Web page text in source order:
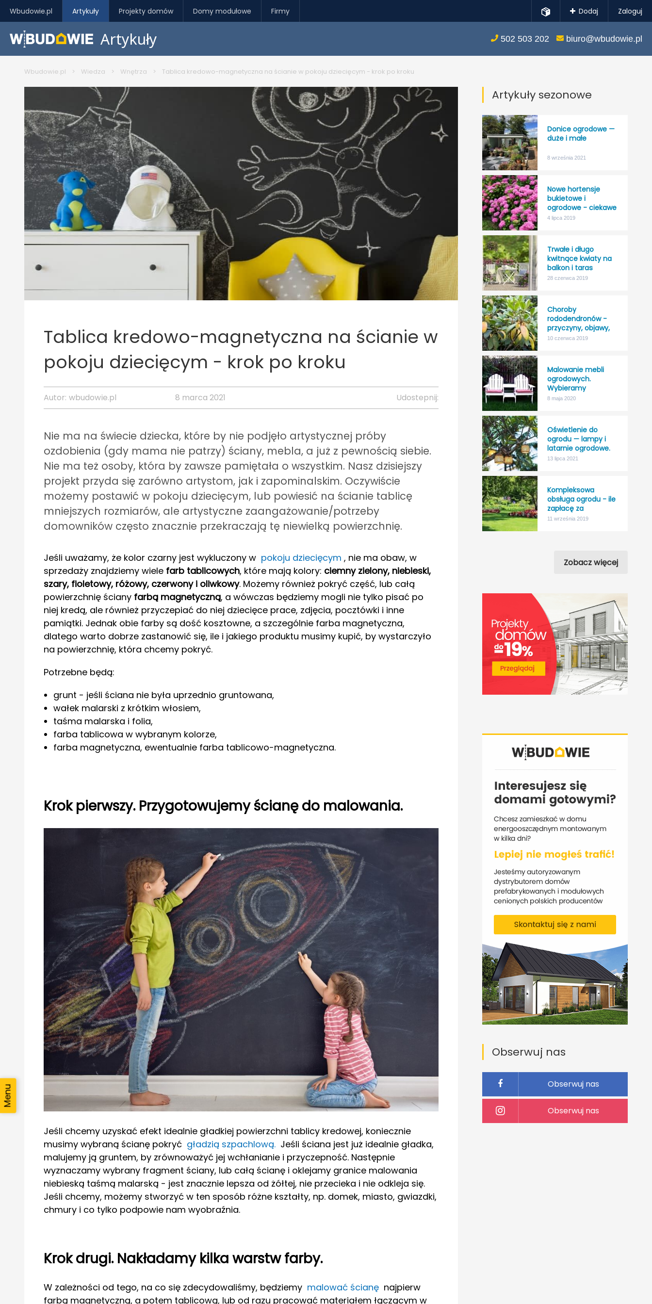
Wbudowie.pl Artykuły Projekty domów Domy modułowe Firmy Dodaj Zaloguj
Artykuły 502 503 202 biuro@wbudowie.pl
Wbudowie.pl > Wiedza > Wnętrza > Tablica kredowo-magnetyczna na ścianie w pokoju dziecięcym - krok po kroku
Tablica kredowo-magnetyczna na ścianie w
pokoju dziecięcym - krok po kroku
Autor: wbudowie.pl 8 marca 2021 Udostepnij:
Nie ma na świecie dziecka, które by nie podjęło artystycznej próby
ozdobienia (gdy mama nie patrzy) ściany, mebla, a już z pewnością siebie.
Nie ma też osoby, która by zawsze pamiętała o wszystkim. Nasz dzisiejszy
projekt przyda się zarówno artystom, jak i zapominalskim. Oczywiście
możemy postawić w pokoju dziecięcym, lub powiesić na ścianie tablicę
mniejszych rozmiarów, ale artystyczne zaangażowanie/potrzeby
domowników często znacznie przekraczają tę niewielką powierzchnię.
Jeśli uważamy, że kolor czarny jest wykluczony w pokoju dziecięcym , nie ma obaw, w
sprzedaży znajdziemy wiele farb tablicowych, które mają kolory: ciemny zielony, niebieski,
szary, fioletowy, różowy, czerwony i oliwkowy. Możemy również pokryć część, lub całą
powierzchnię ściany farbą magnetyczną, a wówczas będziemy mogli nie tylko pisać po
niej kredą, ale również przyczepiać do niej dziecięce prace, zdjęcia, pocztówki i inne
pamiątki. Jednak obie farby są dość kosztowne, a szczególnie farba magnetyczna,
dlatego warto dobrze zastanowić się, ile i jakiego produktu musimy kupić, by wystarczyło
na powierzchnię, która chcemy pokryć.
Potrzebne będą:
grunt - jeśli ściana nie była uprzednio gruntowana,
wałek malarski z krótkim włosiem,
taśma malarska i folia,
farba tablicowa w wybranym kolorze,
farba magnetyczna, ewentualnie farba tablicowo-magnetyczna.
Krok pierwszy. Przygotowujemy ścianę do malowania.
Jeśli chcemy uzyskać efekt idealnie gładkiej powierzchni tablicy kredowej, koniecznie
musimy wybraną ścianę pokryć gładzią szpachlową. Jeśli ściana jest już idealnie gładka,
malujemy ją gruntem, by zrównoważyć jej wchłanianie i przyczepność. Następnie
wyznaczamy wybrany fragment ściany, lub całą ścianę i oklejamy granice malowania
niebieską taśmą malarską - jest znacznie lepsza od żółtej, nie przecieka i nie odkleja się.
Jeśli chcemy, możemy stworzyć w ten sposób różne kształty, np. domek, miasto, gwiazdki,
chmury i co tylko podpowie nam wyobraźnia.
Krok drugi. Nakładamy kilka warstw farby.
W zależności od tego, na co się zdecydowaliśmy, będziemy malować ścianę najpierw
farbą magnetyczną, a potem tablicową, lub od razu pracować materiałem łączącym w
Artykuły sezonowe
Donice ogrodowe —
duże i małe
8 września 2021
Nowe hortensje
bukietowe i
ogrodowe - ciekawe
kolory, większa
4 lipca 2019
Trwałe i długo
kwitnące kwiaty na
balkon i taras
28 czerwca 2019
Choroby
rododendronów -
przyczyny, objawy,
leczenie
10 czerwca 2019
Malowanie mebli
ogrodowych.
Wybieramy
najlepszy impregnat
8 maja 2020
Oświetlenie do
ogrodu — lampy i
latarnie ogrodowe.
13 lipca 2021
Kompleksowa
obsługa ogrodu - ile
zapłacę za
“nicnierobienie”?
11 września 2019
Zobacz więcej
Obserwuj nas
Obserwuj nas
Obserwuj nas